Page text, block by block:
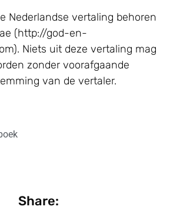
Nederlandse vertaling behoren
(http://god-en-
Niets uit deze vertaling mag
zonder voorafgaande
van de vertaler.
Share: